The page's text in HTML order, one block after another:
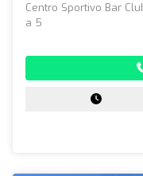
Centro Sportivo Bar
a 5